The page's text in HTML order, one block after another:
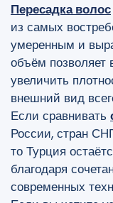
Пересадка волос
из самых
умеренным и
объём позволяет
увеличить
внешний вид
Если сравнивать
России, стран
то Турция
благодаря
современных